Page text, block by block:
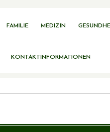
FAMILIE MEDIZIN
KONTAKTINFORMATIONEN